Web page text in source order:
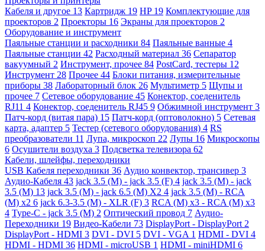
Кабеля и другое 13 Картридж 19 HP 19 Комплектующие для
проекторов 2 Проекторы 16 Экраны для проекторов 2
Оборудование и инструмент
Паяльные станции и расходники 84 Паяльные ванные 4
Паяльные станции 42 Расходный материал 36 Сепаратор
вакуумный 2 Инструмент, прочее 84 PostCard, тестеры 12
Инструмент 28 Прочее 44 Блоки питания, измерительные
приборы 38 Лабораторный блок 26 Мультиметр 5 Щупы и
прочее 7 Сетевое оборудование 45 Конектор, соеденитель
RJ11 4 Конектор, соеденитель RJ45 9 Обжимной инструмент 3
Патч-корд (витая пара) 15 Патч-корд (оптоволокно) 5 Сетевая
карта, адаптер 5 Тестер (сетевого оборудования) 4 RS
преобразователи 11 Лупа, микроскоп 22 Лупы 16 Микроскопы
6 Осушители воздуха 3 Подсветка телевизора 62
Кабели, шлейфы, переходники
USB Кабеля переходники 36 Аудио конвектор, трансивер 3
Аудио-Кабеля 43 jack 3.5 (M) - jack 3.5 (F) 4 jack 3.5 (M) - jack
3.5 (M) 13 jack 3.5 (M) - jack 6.5 (M) X2 4 jack 3.5 (M) - RCA
(M) x2 6 jack 6.3-3.5 (M) - XLR (F) 3 RCA (M) x3 - RCA (M) x3
4 Type-C - jack 3.5 (M) 2 Оптический провод 7 Аудио-
Переходники 19 Видео-Кабели 73 DisplayPort - DisplayPort 2
DisplayPort - HDMI 3 DVI - DVI 5 DVI - VGA 1 HDMI - DVI 4
HDMI - HDMI 36 HDMI - microUSB 1 HDMI - miniHDMI 6